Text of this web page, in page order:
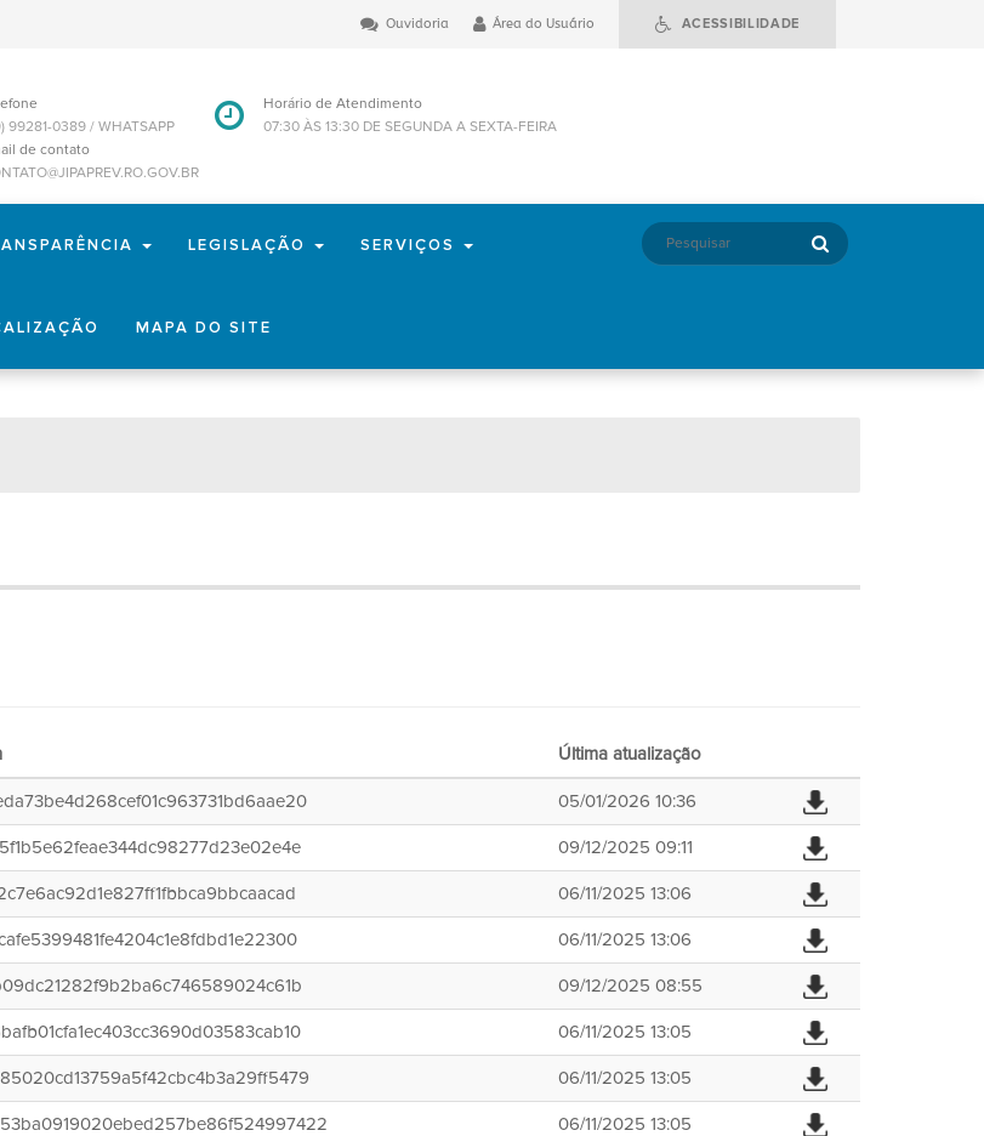
ACESSIBILIDADE
Área do Usuário
Ouvidoria
99281-0389 / WHATSAPP
Horário de Atendimento
07:30 ÀS 13:30 DE SEGUNDA A SEXTA-FEIRA
de contato
LEGISLAÇÃO SERVIÇOS
MAPA DO SITE
Última atualização
05/01/2026 10:36
09/12/2025 09:11
06/11/2025 13:06
06/11/2025 13:06
09/12/2025 08:55
06/11/2025 13:05
06/11/2025 13:05
06/11/2025 13:05